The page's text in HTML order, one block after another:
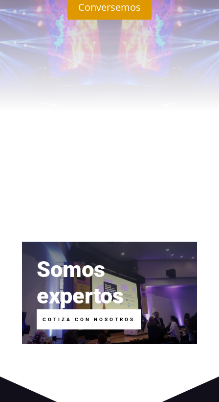
Conversemos
Somos
expertos
COTIZA CON NOSOTROS